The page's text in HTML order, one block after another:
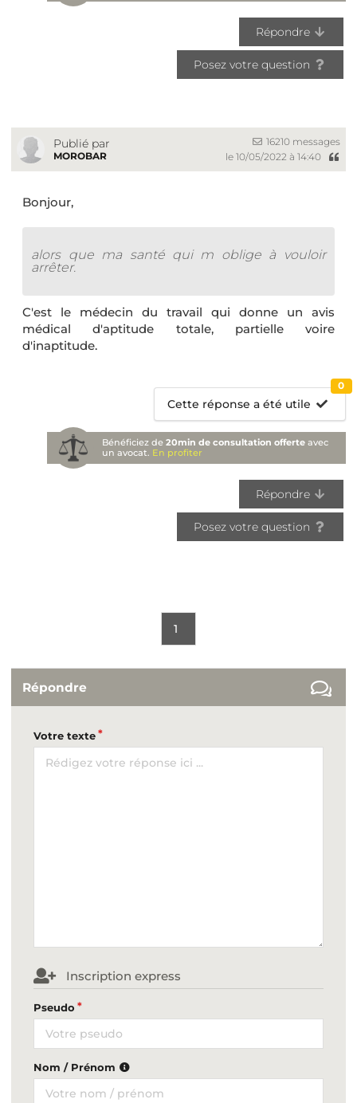
Répondre
Posez votre question
Publié par
MOROBAR
16210 messages
le 10/05/2022 à 14:40
Bonjour,
alors que ma santé qui m oblige à vouloir
arrêter.
C'est le médecin du travail qui donne un avis
médical d'aptitude totale, partielle voire
d'inaptitude.
Cette réponse a été utile
0
Bénéficiez de20min de consultation offerte avec
un avocat. En profiter
Répondre
Posez votre question
1
Répondre
Votre texte
Inscription express
Pseudo
Nom / Prénom